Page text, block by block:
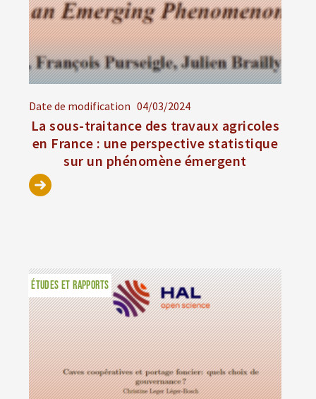
Date de modification 04/03/2024
La sous-traitance des travaux agricoles
en France : une perspective statistique
sur un phénomène émergent
ÉTUDES ET RAPPORTS